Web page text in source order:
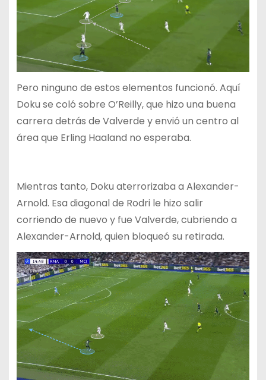
Pero ninguno de estos elementos funcionó. Aquí
Doku se coló sobre O’Reilly, que hizo una buena
carrera detrás de Valverde y envió un centro al
área que Erling Haaland no esperaba.
Mientras tanto, Doku aterrorizaba a Alexander-
Arnold. Esa diagonal de Rodri le hizo salir
corriendo de nuevo y fue Valverde, cubriendo a
Alexander-Arnold, quien bloqueó su retirada.